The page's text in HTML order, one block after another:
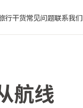
行干货常见问题联系我们
航线